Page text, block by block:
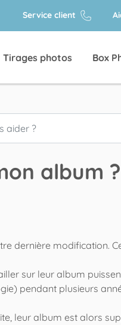
Service client
Tirages photos Box
album ?
dernière modification.
sur leur album
pendant plusieurs
leur album est alors